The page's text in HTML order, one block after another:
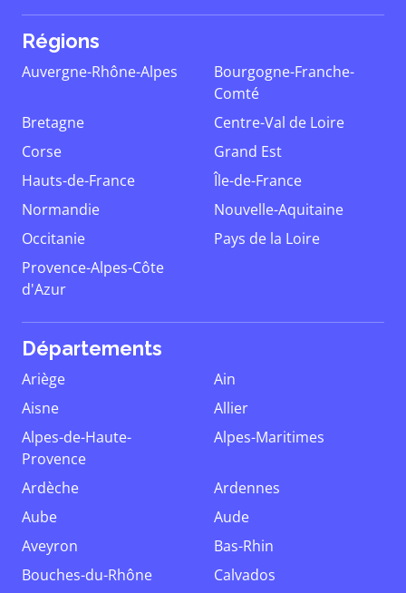
Régions
Auvergne-Rhône-Alpes
Bourgogne-Franche-
Comté
Bretagne
Centre-Val de Loire
Corse
Grand Est
Hauts-de-France
Île-de-France
Normandie
Nouvelle-Aquitaine
Occitanie
Pays de la Loire
Provence-Alpes-Côte
d'Azur
Départements
Ariège
Ain
Aisne
Allier
Alpes-de-Haute-
Provence
Alpes-Maritimes
Ardèche
Ardennes
Aube
Aude
Aveyron
Bas-Rhin
Bouches-du-Rhône
Calvados